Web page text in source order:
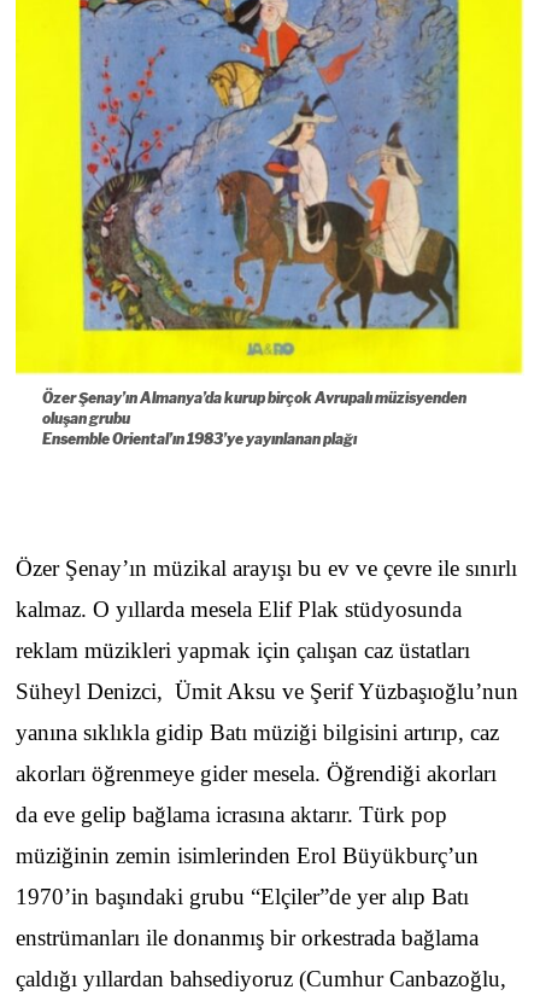
Özer Şenay’ın Almanya’da kurup birçok Avrupalı müzisyenden
oluşan grubu
Ensemble Oriental’ın 1983’ye yayınlanan plağı
Özer Şenay’ın müzikal arayışı bu ev ve çevre ile sınırlı
kalmaz. O yıllarda mesela Elif Plak stüdyosunda
reklam müzikleri yapmak için çalışan caz üstatları
Süheyl Denizci, Ümit Aksu ve Şerif Yüzbaşıoğlu’nun
yanına sıklıkla gidip Batı müziği bilgisini artırıp, caz
akorları öğrenmeye gider mesela. Öğrendiği akorları
da eve gelip bağlama icrasına aktarır. Türk pop
müziğinin zemin isimlerinden Erol Büyükburç’un
1970’in başındaki grubu “Elçiler”de yer alıp Batı
enstrümanları ile donanmış bir orkestrada bağlama
çaldığı yıllardan bahsediyoruz (Cumhur Canbazoğlu,